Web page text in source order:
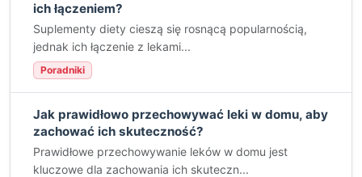
ich łączeniem?
Suplementy diety cieszą się rosnącą popularnością,
jednak ich łączenie z lekami...
Poradniki
Jak prawidłowo przechowywać leki w domu, aby
zachować ich skuteczność?
Prawidłowe przechowywanie leków w domu jest
kluczowe dla zachowania ich skuteczn...